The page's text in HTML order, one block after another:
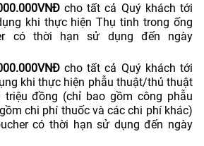
cho tất cả Quý khách tới
khi thực hiện Thụ tinh trong ống
có thời hạn sử dụng đến ngày
cho tất cả Quý khách tới
khi thực hiện phẫu thuật/thủ thuật
đồng (chỉ bao gồm công phẫu
chi phí thuốc và các chi phí khác)
có thời hạn sử dụng đến ngày